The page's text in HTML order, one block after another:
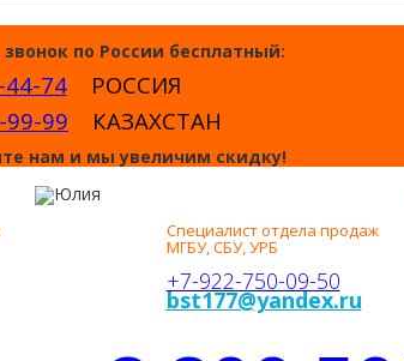
по России бесплатный:
74РОССИЯ
99-99 КАЗАХСТАН
нам и мы увеличим скидку!
Специалист отдела продаж
МГБУ, СБУ, УРБ
+7-922-750-09-50
bst177@yandex.ru